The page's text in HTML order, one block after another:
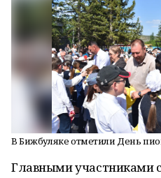
В Бижбуляке отметили День
Главными участниками